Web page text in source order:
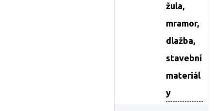
žula,
mramor,
dlažba,
stavební
materiál
y